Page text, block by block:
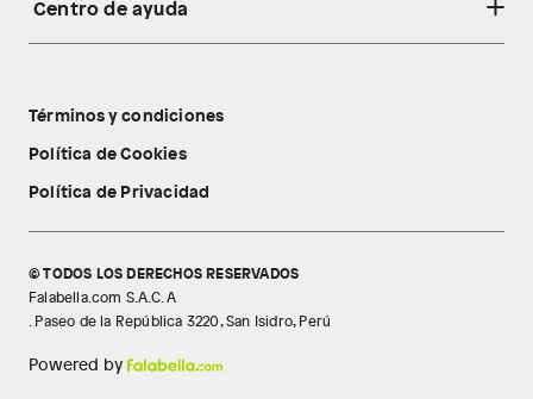
Acerca de nosotros
Tecnología Pillow Walk
Centro de ayuda
Libro de reclamaciones
Términos y condiciones
Política de Cookies
Política de Privacidad
© TODOS LOS DERECHOS RESERVADOS
Falabella.com S.A.C. A
. Paseo de la República 3220, San Isidro, Perú
Powered by